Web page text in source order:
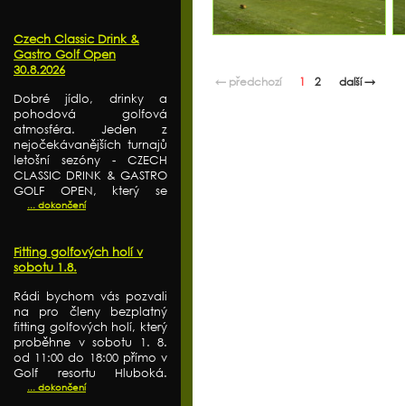
Czech Classic Drink &
Gastro Golf Open
30.8.2026
Dobré jídlo, drinky a
pohodová golfová
atmosféra. Jeden z
nejočekávanějších turnajů
letošní sezóny - CZECH
CLASSIC DRINK & GASTRO
GOLF OPEN, který se
... dokončení
Fitting golfových holí v
sobotu 1.8.
Rádi bychom vás pozvali
na pro členy bezplatný
fitting golfových holí, který
proběhne v sobotu 1. 8.
od 11:00 do 18:00 přímo v
Golf resortu Hluboká.
... dokončení
← předchozí 1 2 další →